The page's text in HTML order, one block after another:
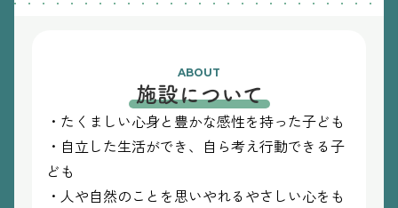
ABOUT
施設について
・たくましい心身と豊かな感性を持った子ども
・自立した生活ができ、自ら考え行動できる子
ども
・人や自然のことを思いやれるやさしい心をも